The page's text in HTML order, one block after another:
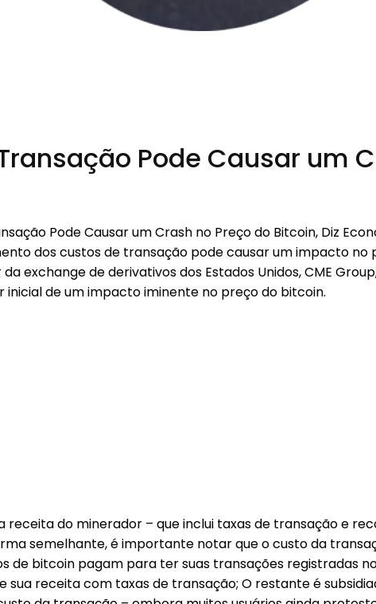
Pode Causar um
dos custos de transação pode causar um impacto no
exchange de derivativos dos Estados Unidos, CME
de um impacto iminente no preço do bitcoin.
receita do minerador – que inclui taxas de transação e
semelhante, é importante notar que o custo da
de bitcoin pagam para ter suas transações registradas
sua receita com taxas de transação; O restante é